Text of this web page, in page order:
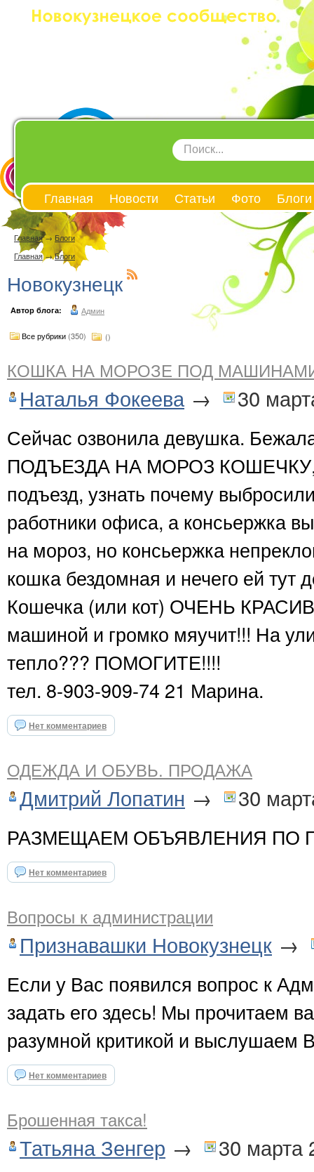
Главная Новости Статьи Фото Блоги
Главная→ Блоги
Главная→Блоги
Новокузнецк
Автор блога: Админ
Все рубрики (350) ()
КОШКА НА МОРОЗЕ ПОД
Наталья Фокеева → 30
Сейчас озвонила девушка.
ПОДЪЕЗДА НА МОРОЗ КОШЕЧКУ,
подъезд, узнать почему
работники офиса, а консьержка
на мороз, но консьержка
кошка бездомная и нечего ей тут
Кошечка (или кот) ОЧЕНЬ
машиной и громко мяучит!!! На
тепло??? ПОМОГИТЕ!!!!
тел. 8-903-909-74 21 Марина.
Нет комментариев
ОДЕЖДА И ОБУВЬ. ПРОДАЖА
Дмитрий Лопатин → 30
РАЗМЕЩАЕМ ОБЪЯВЛЕНИЯ ПО
Нет комментариев
Вопросы к администрации
Признавашки Новокузнецк →
Если у Вас появился вопрос к
задать его здесь! Мы прочитаем
разумной критикой и выслушаем
Нет комментариев
Брошенная такса!
Татьяна Зенгер → 30 марта